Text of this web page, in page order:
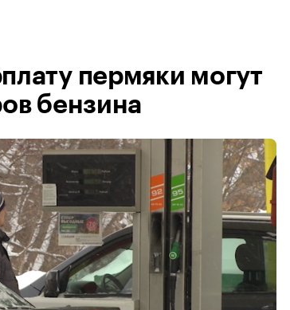
пермяки могут
бензина